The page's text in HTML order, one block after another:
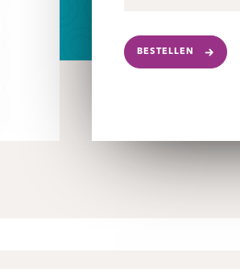
BESTELLEN